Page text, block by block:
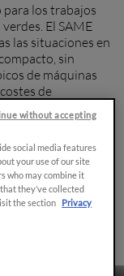
los trabajos
El SAME
las situaciones en
sin
de máquinas
de
es una opción
o tiempo libre.
social media features
your use of our site
who may combine it
they’ve collected
the section
Privacy
without accepting